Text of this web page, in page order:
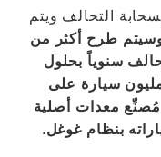
بسحابة التحالف ويتم
طرح أكثر من
سنوياً بحلول
2026، بالتزامن مع انتشار 25 مليون سيارة على
معدات أصلية
بنظام غوغل.